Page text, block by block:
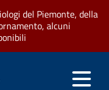
del Piemonte, della
alcuni